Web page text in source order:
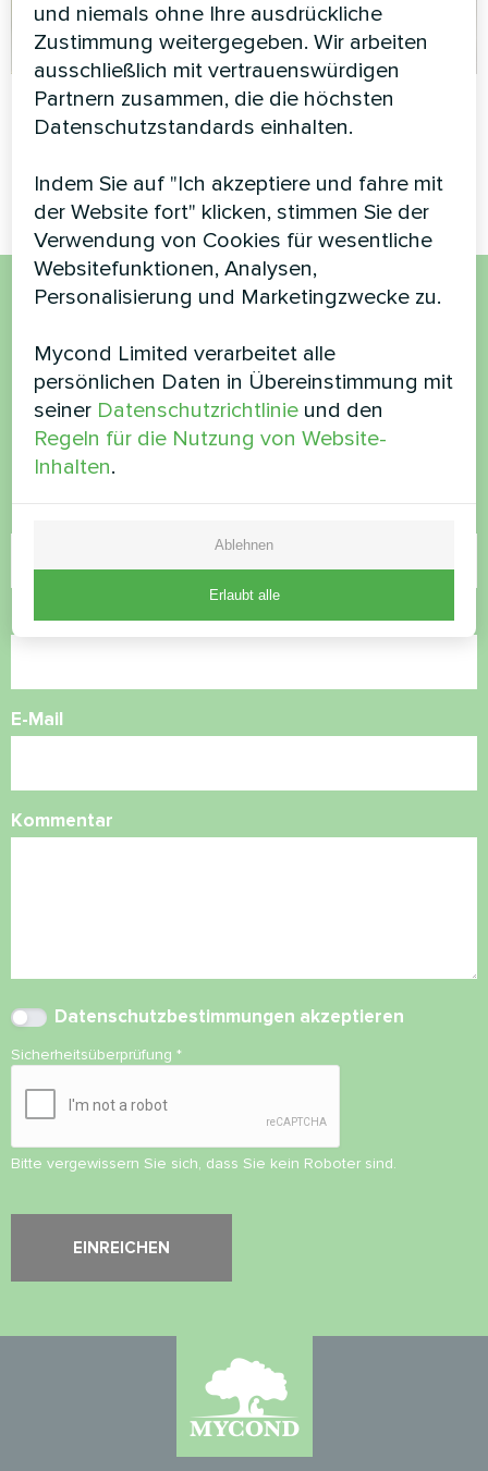
Privates Haus Privates Haus
haben Sie Fragen?
Kontaktieren Sie uns und wir werden Ihnen
helfen
Rufnummer
E-Mail
Kommentar
Datenschutzbestimmungen akzeptieren
Sicherheitsüberprüfung *
Bitte vergewissern Sie sich, dass Sie kein Roboter sind.
und niemals ohne Ihre ausdrückliche
Zustimmung weitergegeben. Wir arbeiten
ausschließlich mit vertrauenswürdigen
Partnern zusammen, die die höchsten
Datenschutzstandards einhalten.
Indem Sie auf "Ich akzeptiere und fahre mit
der Website fort" klicken, stimmen Sie der
Verwendung von Cookies für wesentliche
Websitefunktionen, Analysen,
Personalisierung und Marketingzwecke zu.
Mycond Limited verarbeitet alle
persönlichen Daten in Übereinstimmung mit
seiner Datenschutzrichtlinie und den
Regeln für die Nutzung von Website-
Inhalten.
Ablehnen
Erlaubt alle